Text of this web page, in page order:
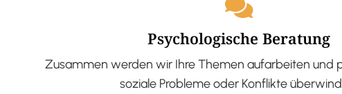
Psychologische Beratung
Zusammen werden wir Ihre Themen aufarbeiten und
soziale Probleme oder Konflikte